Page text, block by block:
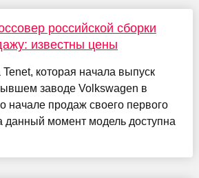
российской сборки
известны цены
которая начала выпуск
заводе Volkswagen в
начале продаж своего первого
данный момент модель доступна